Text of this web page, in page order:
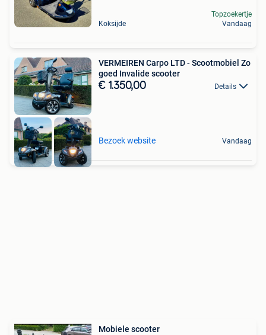
Koksijde
Topzoekertje
Vandaag
VERMEIREN Carpo LTD - Scootmobiel Zo
goed Invalide scooter
€ 1.350,00 Details
Bezoek website Vandaag
Mobiele scooter